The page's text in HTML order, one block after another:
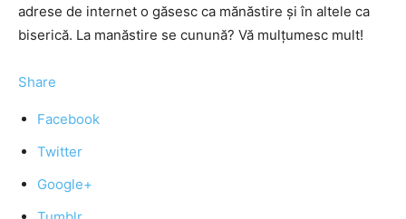
adrese de internet o găsesc ca mănăstire şi în altele ca
biserică. La manăstire se cunună? Vă mulţumesc mult!
Share
Facebook
Twitter
Google+